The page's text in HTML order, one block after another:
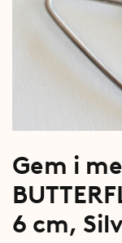
Gem i
6 cm,